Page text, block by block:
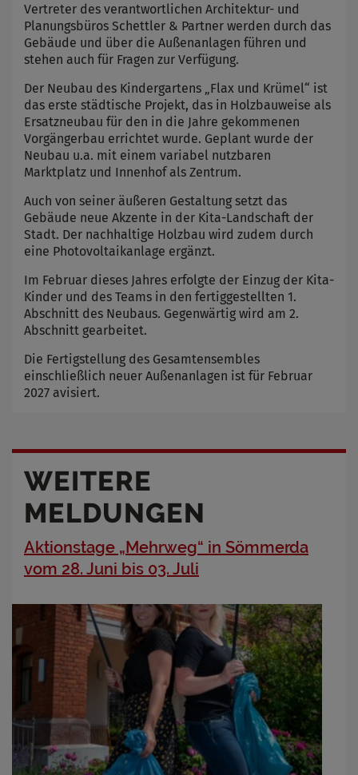
Vertreter des verantwortlichen Architektur- und
Planungsbüros Schettler & Partner werden durch das
Gebäude und über die Außenanlagen führen und
stehen auch für Fragen zur Verfügung.
Der Neubau des Kindergartens „Flax und Krümel“ ist
das erste städtische Projekt, das in Holzbauweise als
Ersatzneubau für den in die Jahre gekommenen
Vorgängerbau errichtet wurde. Geplant wurde der
Neubau u.a. mit einem variabel nutzbaren
Marktplatz und Innenhof als Zentrum.
Auch von seiner äußeren Gestaltung setzt das
Gebäude neue Akzente in der Kita-Landschaft der
Stadt. Der nachhaltige Holzbau wird zudem durch
eine Photovoltaikanlage ergänzt.
Im Februar dieses Jahres erfolgte der Einzug der Kita-
Kinder und des Teams in den fertiggestellten 1.
Abschnitt des Neubaus. Gegenwärtig wird am 2.
Abschnitt gearbeitet.
Die Fertigstellung des Gesamtensembles
einschließlich neuer Außenanlagen ist für Februar
2027 avisiert.
WEITERE
MELDUNGEN
Aktionstage „Mehrweg“ in Sömmerda
vom 28. Juni bis 03. Juli